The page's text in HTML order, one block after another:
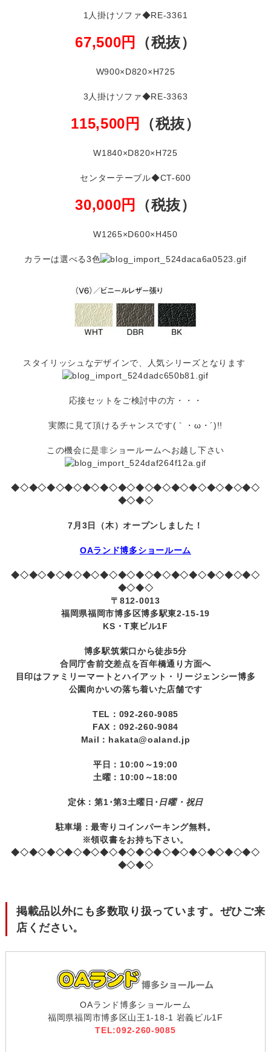
1人掛けソファ◆RE-3361
67,500円 （税抜）
W900×D820×H725
3人掛けソファ◆RE-3363
115,500 円 （税抜）
W1840×D820×H725
センターテーブル◆CT-600
30,000円 （税抜）
W1265×D600×H450
カラーは選べる3色
スタイリッシュなデザインで、人気シリーズとなります
応接セットをご検討中の方・・・
実際に見て頂けるチャンスです(｀・ω・´)!!
この機会に是非ショールームへお越し下さい
◆◇◆◇◆◇◆◇◆◇◆◇◆◇◆◇◆◇◆◇◆◇◆◇◆◇◆◇
◆◇◆◇
7月3日（木）オープンしました！
OAランド博多ショールーム
◆◇◆◇◆◇◆◇◆◇◆◇◆◇◆◇◆◇◆◇◆◇◆◇◆◇◆◇
◆◇◆◇
〒812-0013
福岡県福岡市博多区博多駅東2-15-19
KS・T東ビル1F
博多駅筑紫口から徒歩5分
合同庁舎前交差点を百年橋通り方面へ
目印はファミリーマートとハイアット・リージェンシー博多
公園向かいの落ち着いた店舗です
TEL：092-260-9085
FAX：092-260-9084
Mail：hakata@oaland.jp
平日：10:00～19:00
土曜：10:00～18:00
定休：第1･第3土曜日･ 日曜・祝日
駐車場：最寄りコインパーキング無料。
※領収書をお持ち下さい。
◆◇◆◇◆◇◆◇◆◇◆◇◆◇◆◇◆◇◆◇◆◇◆◇◆◇◆◇
◆◇◆◇
掲載品以外にも多数取り扱っています。ぜひご来
店ください。
OAランド博多ショールーム
福岡県福岡市博多区山王1-18-1 岩義ビル1F
TEL:092-260-9085